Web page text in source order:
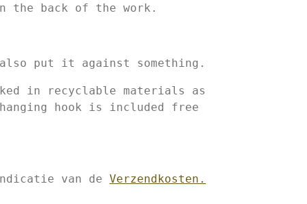
the back of the work.
put it against something.
in recyclable materials as
hook is included free
van de Verzendkosten.